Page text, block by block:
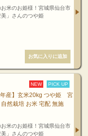
米のお姫様！宮城県仙台市
」さんのつや姫
NEW PICK UP
年産】玄米20kg つや姫 宮
然栽培 お米 宅配 無施
米のお姫様！宮城県仙台市
」さんのつや姫